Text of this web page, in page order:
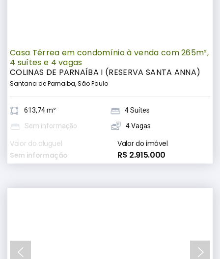
Casa Térrea em condomínio à venda com 265m²,
4 suítes e 4 vagas
COLINAS DE PARNAÍBA I (RESERVA SANTA ANNA)
Santana de Parnaiba, São Paulo
613,74 m²
4 Suítes
Sem informação
4 Vagas
Valor do aluguel
Sem informação
Valor do imóvel
R$ 2.915.000